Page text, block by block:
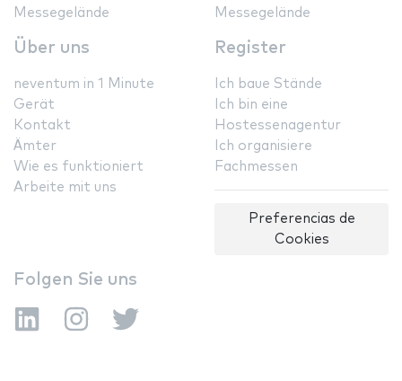
Messegelände
Messegelände
Über uns
neventum in 1 Minute
Gerät
Kontakt
Ämter
Wie es funktioniert
Arbeite mit uns
Register
Ich baue Stände
Ich bin eine
Hostessenagentur
Ich organisiere
Fachmessen
Preferencias de
Cookies
Folgen Sie uns